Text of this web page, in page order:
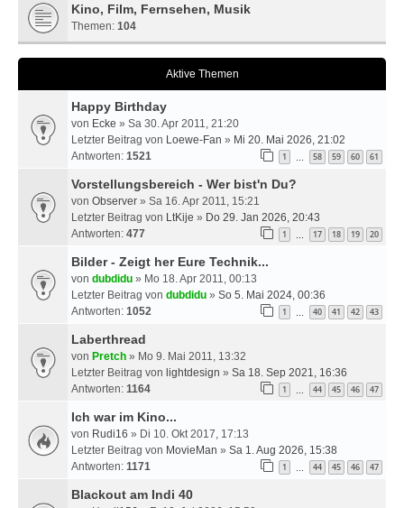
Kino, Film, Fernsehen, Musik
Themen: 104
Aktive Themen
Happy Birthday
von Ecke » Sa 30. Apr 2011, 21:20
Letzter Beitrag von Loewe-Fan » Mi 20. Mai 2026, 21:02
Antworten: 1521 1 58 59 60 61
Vorstellungsbereich - Wer bist'n Du?
von Observer » Sa 16. Apr 2011, 15:21
Letzter Beitrag von LtKije » Do 29. Jan 2026, 20:43
Antworten: 477 1 17 18 19 20
Bilder - Zeigt her Eure Technik...
von dubdidu » Mo 18. Apr 2011, 00:13
Letzter Beitrag von dubdidu » So 5. Mai 2024, 00:36
Antworten: 1052 1 40 41 42 43
Laberthread
von Pretch » Mo 9. Mai 2011, 13:32
Letzter Beitrag von lightdesign » Sa 18. Sep 2021, 16:36
Antworten: 1164 1 44 45 46 47
Ich war im Kino...
von Rudi16 » Di 10. Okt 2017, 17:13
Letzter Beitrag von MovieMan » Sa 1. Aug 2026, 15:38
Antworten: 1171 1 44 45 46 47
Blackout am Indi 40